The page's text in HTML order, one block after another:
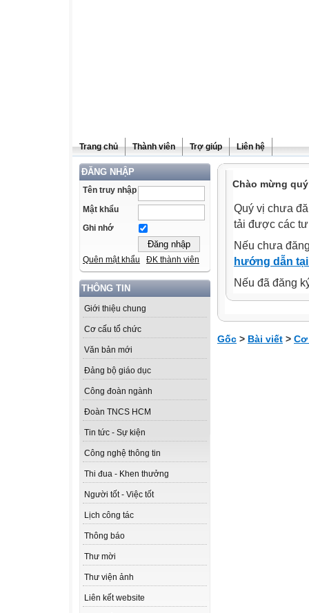
Trang chủ Thành viên Trợ giúp Liên hệ
ĐĂNG NHẬP
Tên truy nhập
Mật khẩu
Ghi nhớ
Quên mật khẩu ĐK thành viên
THÔNG TIN
Giới thiệu chung
Cơ cấu tổ chức
Văn bản mới
Đảng bộ giáo dục
Công đoàn ngành
Đoàn TNCS HCM
Tin tức - Sự kiện
Công nghệ thông tin
Thi đua - Khen thưởng
Người tốt - Việc tốt
Lịch công tác
Thông báo
Thư mời
Thư viện ảnh
Liên kết website
Chào mừng
Quý vị chưa
tải được các
Nếu chưa
hướng dẫn
Nếu đã đăng
Gốc > Bài viết >